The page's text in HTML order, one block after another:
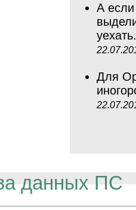
А
Для
данных ПС